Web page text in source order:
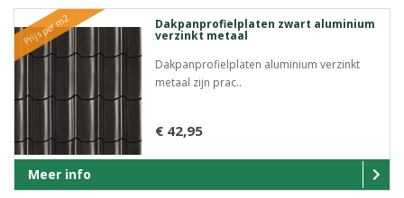
Prijs per m2 Dakpanprofielplaten zwart aluminium
verzinkt metaal
Dakpanprofielplaten aluminium verzinkt
metaal zijn prac..
€ 42,95
Meer info